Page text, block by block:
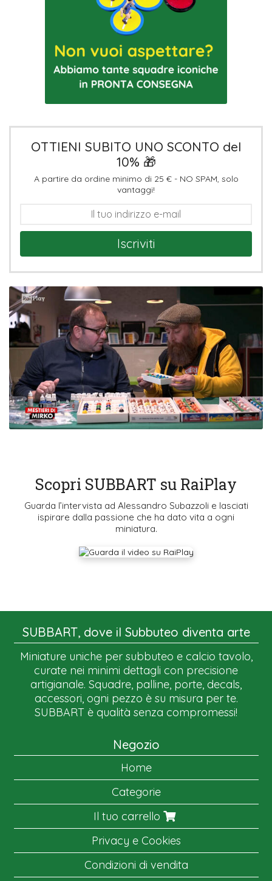
OTTIENI SUBITO UNO SCONTO del
10% 🎁
A partire da ordine minimo di 25 € - NO SPAM, solo
vantaggi!
Iscriviti
Scopri SUBBART su RaiPlay
Guarda l’intervista ad Alessandro Subazzoli e lasciati
ispirare dalla passione che ha dato vita a ogni
miniatura.
SUBBART, dove il Subbuteo diventa arte
Miniature uniche per subbuteo e calcio tavolo,
curate nei minimi dettagli con precisione
artigianale. Squadre, palline, porte, decals,
accessori, ogni pezzo è su misura per te.
SUBBART è qualità senza compromessi!
Negozio
Home
Categorie
Il tuo carrello
Privacy e Cookies
Condizioni di vendita